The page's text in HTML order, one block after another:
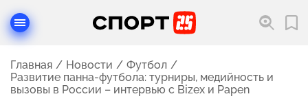
Главная Новости
Футбол
Развитие панна-футбола: турниры, медийность и
вызовы в России – интервью с Bizex и Papen